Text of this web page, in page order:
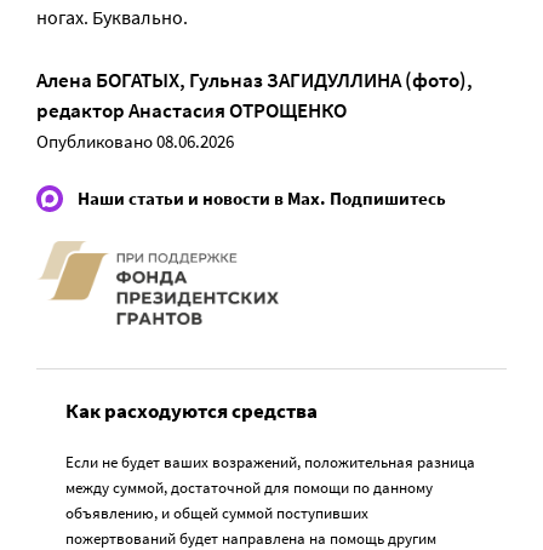
ногах. Буквально.
Алена БОГАТЫХ, Гульназ ЗАГИДУЛЛИНА (фото),
редакторАнастасия ОТРОЩЕНКО
Опубликовано 08.06.2026
Наши статьи и новости в Max. Подпишитесь
Как расходуются средства
Если не будет ваших возражений, положительная разница
между суммой, достаточной для помощи по данному
объявлению, и общей суммой поступивших
пожертвований будет направлена на помощь другим